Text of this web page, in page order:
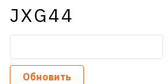
JXG44
Обновить